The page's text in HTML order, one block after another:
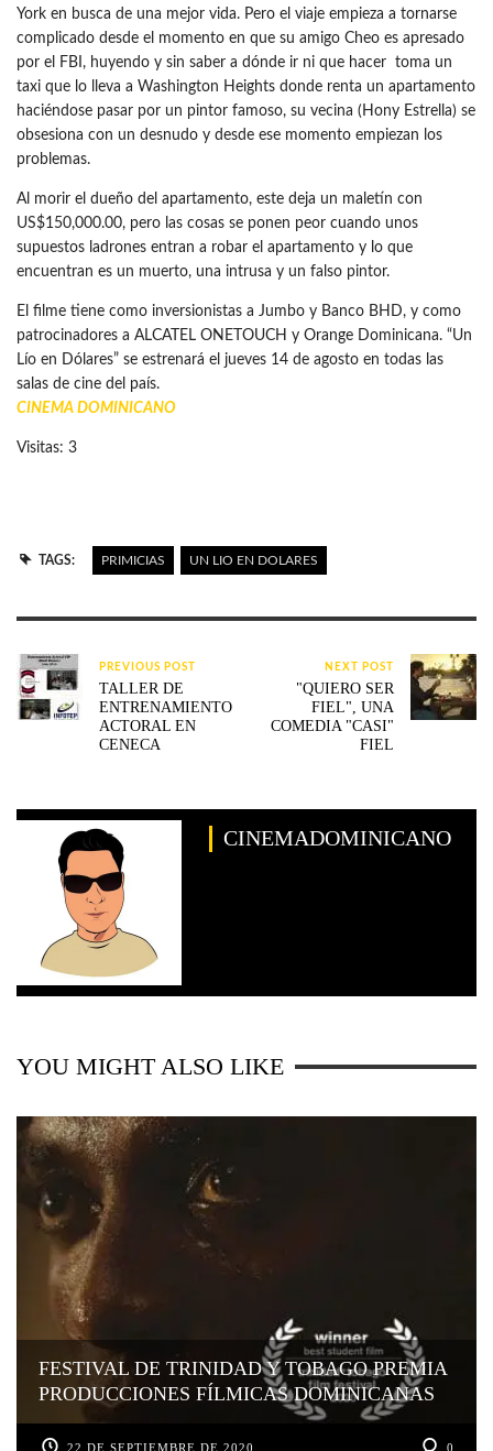
York en busca de una mejor vida. Pero el viaje empieza a tornarse
complicado desde el momento en que su amigo Cheo es apresado
por el FBI, huyendo y sin saber a dónde ir ni que hacer toma un
taxi que lo lleva a Washington Heights donde renta un apartamento
haciéndose pasar por un pintor famoso, su vecina (Hony Estrella) se
obsesiona con un desnudo y desde ese momento empiezan los
problemas.
Al morir el dueño del apartamento, este deja un maletín con
US$150,000.00, pero las cosas se ponen peor cuando unos
supuestos ladrones entran a robar el apartamento y lo que
encuentran es un muerto, una intrusa y un falso pintor.
El filme tiene como inversionistas a Jumbo y Banco BHD, y como
patrocinadores a ALCATEL ONETOUCH y Orange Dominicana. “Un
Lío en Dólares” se estrenará el jueves 14 de agosto en todas las
salas de cine del país.
CINEMA DOMINICANO
Visitas: 3
TAGS: PRIMICIAS UN LIO EN DOLARES
PREVIOUS POST
TALLER DE
ENTRENAMIENTO
ACTORAL EN
CENECA
NEXT POST
"QUIERO SER
FIEL", UNA
COMEDIA "CASI"
FIEL
CINEMADOMINICANO
YOU MIGHT ALSO LIKE
FESTIVAL DE TRINIDAD Y TOBAGO PREMIA
PRODUCCIONES FÍLMICAS DOMINICANAS
22 DE SEPTIEMBRE DE 2020 0